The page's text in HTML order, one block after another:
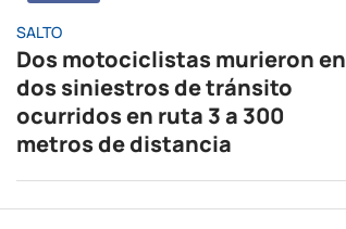
SALTO
Dos motociclistas murieron en
dos siniestros de tránsito
ocurridos en ruta 3 a 300
metros de distancia